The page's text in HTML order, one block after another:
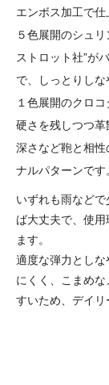
エンボス加工で仕
５色展開のシュ
ストロット社”が
で、しっとりしな
１色展開のクロ
硬さを残しつつ
深さなど鞄と相
ナルパターンです
いずれも雨など
ば大丈夫で、使
ます。
適度な弾力とし
にくく、こまめ
すいため、デイリ